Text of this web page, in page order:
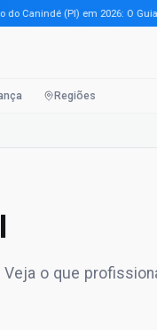
(PI) em 2026: O Guia
Regiões
Veja o que